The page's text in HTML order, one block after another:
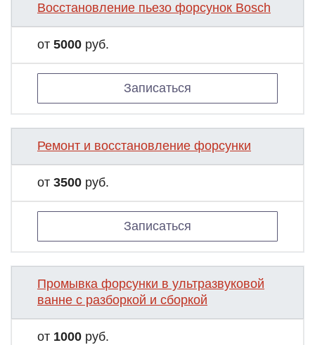
Восстановление пьезо форсунок Bosch
от 5000 руб.
Записаться
Ремонт и восстановление форсунки
от 3500 руб.
Записаться
Промывка форсунки в ультразвуковой
ванне с разборкой и сборкой
от 1000 руб.